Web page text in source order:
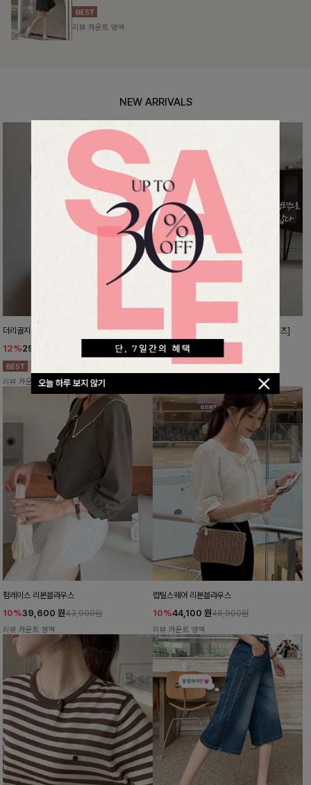
오늘 하루 보지 않기
리뷰 카운트 영역
NEW ARRIVALS
더리골지 카라니트
12%29,900
리뷰 카운트 영역
강력한편안함 와이드슬랙스[FREE,L사이즈]
10% 37,800
리뷰 카운트 영역
펌레이스 리본블라우스
10%39,600 원43,900원
리뷰 카운트 영역
럽틸스퀘어 리본블라우스
10%44,100 원48,900원
리뷰 카운트 영역